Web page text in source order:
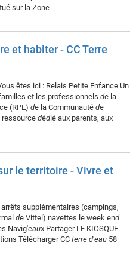
sur la Zone
et habiter - CC Terre
êtes ici : Relais Petite Enfance Un
et les professionnels de la
(RPE) de la Communauté de
ressourcedédié aux parents, aux
le territoire - Vivre et
supplémentaires (campings,
de Vittel) navettes le week end
Navig'eaux Partager LE KIOSQUE
Télécharger CC terre d'eau 58